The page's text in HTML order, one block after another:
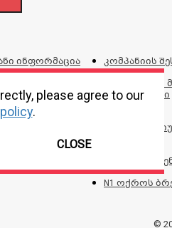
ინფორმაცია
დაკავშირებით
კომპანიის
ვებგვერდის
და პირობები
დაბრუნების
ონლაინ
N1 ოქროს
©
please agree to our
.
CLOSE